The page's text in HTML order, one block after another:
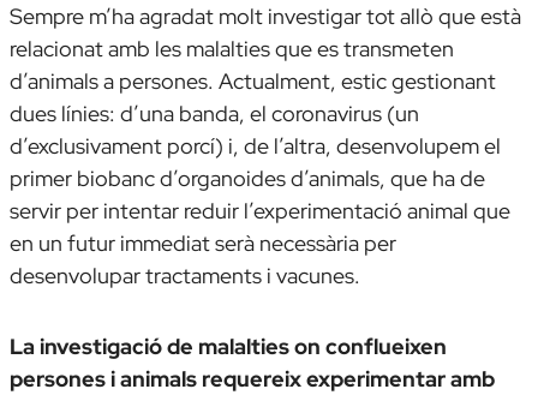
Sempre m’ha agradat molt investigar tot allò que està
relacionat amb les malalties que es transmeten
d’animals a persones. Actualment, estic gestionant
dues línies: d’una banda, el coronavirus (un
d’exclusivament porcí) i, de l’altra, desenvolupem el
primer biobanc d’organoides d’animals, que ha de
servir per intentar reduir l’experimentació animal que
en un futur immediat serà necessària per
desenvolupar tractaments i vacunes.
La investigació de malalties on conflueixen
persones i animals requereix experimentar amb